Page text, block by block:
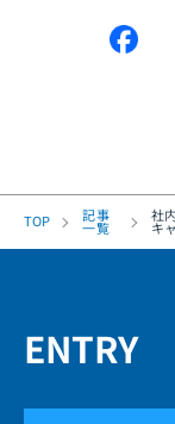
TOP 記事
一覧
社
キ
ENTRY